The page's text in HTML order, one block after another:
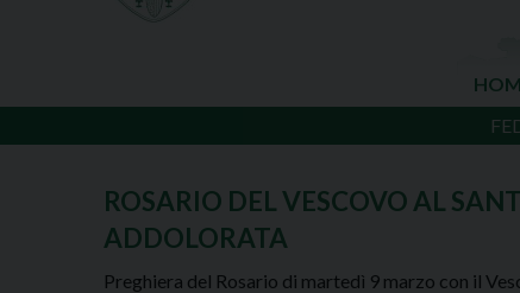
ROSARIO DEL VESCOVO AL
ADDOLORATA
Preghiera del Rosario di martedì 9 marzo con il